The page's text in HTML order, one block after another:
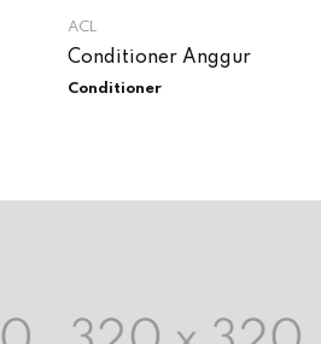
ACL
Conditioner Anggur
Conditioner